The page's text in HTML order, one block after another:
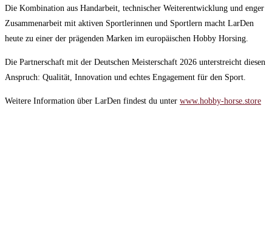
Die Kombination aus Handarbeit, technischer Weiterentwicklung und enger
Zusammenarbeit mit aktiven Sportlerinnen und Sportlern macht LarDen
heute zu einer der prägenden Marken im europäischen Hobby Horsing.
Die Partnerschaft mit der Deutschen Meisterschaft 2026 unterstreicht diesen
Anspruch: Qualität, Innovation und echtes Engagement für den Sport.
Weitere Information über LarDen findest du unter www.hobby-horse.store